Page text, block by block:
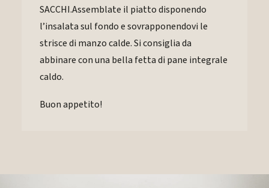
SACCHI.Assemblate il piatto disponendo
l’insalata sul fondo e sovrapponendovi le
strisce di manzo calde. Si consiglia da
abbinare con una bella fetta di pane integrale
caldo.
Buon appetito!